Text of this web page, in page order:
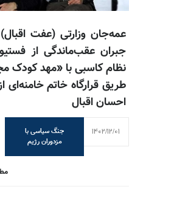
عمه‌جان وزارتی (عفت
جبران عقب‌ماندگی از
نظام کاسبی با «مهد کودک
طریق قرارگاه خاتم خامنه‌ای
احسان اقبال
جنگ سیاسی با
مزدوران رژیم
1402/12/01